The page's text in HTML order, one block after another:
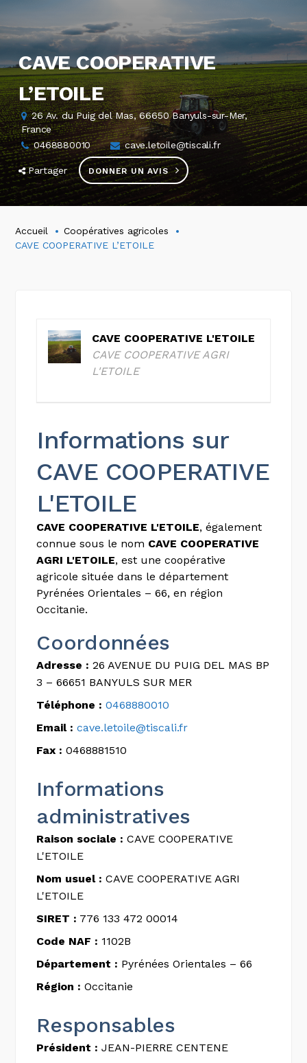
CAVE COOPERATIVE
L’ETOILE
26 Av. du Puig del Mas, 66650 Banyuls-sur-Mer,
France
0468880010
cave.letoile@tiscali.fr
Partager DONNER UN AVIS
Accueil
Coopératives agricoles
CAVE COOPERATIVE L’ETOILE
CAVE COOPERATIVE L'ETOILE
CAVE COOPERATIVE AGRI
L'ETOILE
Informations sur
CAVE COOPERATIVE
L'ETOILE
CAVE COOPERATIVE L'ETOILE, également
connue sous le nom CAVE COOPERATIVE
AGRI L'ETOILE, est une coopérative
agricole située dans le département
Pyrénées Orientales – 66, en région
Occitanie.
Coordonnées
Adresse : 26 AVENUE DU PUIG DEL MAS BP
3 – 66651 BANYULS SUR MER
Téléphone : 0468880010
Email : cave.letoile@tiscali.fr
Fax : 0468881510
Informations
administratives
Raison sociale : CAVE COOPERATIVE
L'ETOILE
Nom usuel : CAVE COOPERATIVE AGRI
L'ETOILE
SIRET : 776 133 472 00014
Code NAF : 1102B
Département : Pyrénées Orientales – 66
Région : Occitanie
Responsables
Président : JEAN-PIERRE CENTENE